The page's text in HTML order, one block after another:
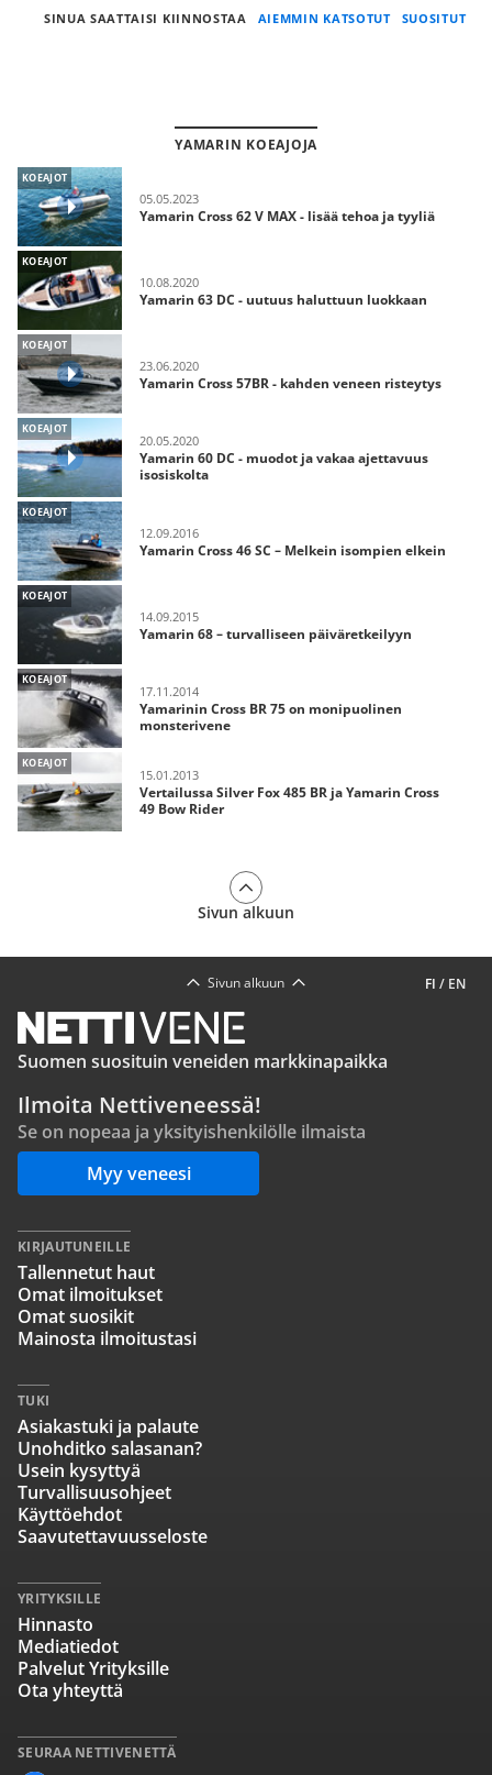
SINUA SAATTAISI KIINNOSTAA AIEMMIN KATSOTUT SUOSITUT
YAMARIN KOEAJOJA
KOEAJOT
05.05.2023
Yamarin Cross 62 V MAX - lisää tehoa ja tyyliä
KOEAJOT
10.08.2020
Yamarin 63 DC - uutuus haluttuun luokkaan
KOEAJOT
23.06.2020
Yamarin Cross 57BR - kahden veneen risteytys
KOEAJOT
20.05.2020
Yamarin 60 DC - muodot ja vakaa ajettavuus
isosiskolta
KOEAJOT
12.09.2016
Yamarin Cross 46 SC – Melkein isompien elkein
KOEAJOT
14.09.2015
Yamarin 68 – turvalliseen päiväretkeilyyn
KOEAJOT
17.11.2014
Yamarinin Cross BR 75 on monipuolinen
monsterivene
KOEAJOT
15.01.2013
Vertailussa Silver Fox 485 BR ja Yamarin Cross
49 Bow Rider
Sivun alkuun
FI / EN
Sivun alkuun
Suomen suosituin veneiden markkinapaikka
Ilmoita Nettiveneessä!
Se on nopeaa ja yksityishenkilölle ilmaista
Myy veneesi
SEURAA NETTIVENETTÄ
KIRJAUTUNEILLE
Tallennetut haut
Omat ilmoitukset
Omat suosikit
Mainosta ilmoitustasi
TUKI
Asiakastuki ja palaute
Unohditko salasanan?
Usein kysyttyä
Turvallisuusohjeet
Käyttöehdot
Saavutettavuusseloste
YRITYKSILLE
Hinnasto
Mediatiedot
Palvelut Yrityksille
Ota yhteyttä